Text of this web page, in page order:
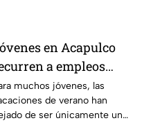
en Acapulco
a empleos
ante el
ciclo escolar
muchos jóvenes, las
de verano han
de ser únicamente un